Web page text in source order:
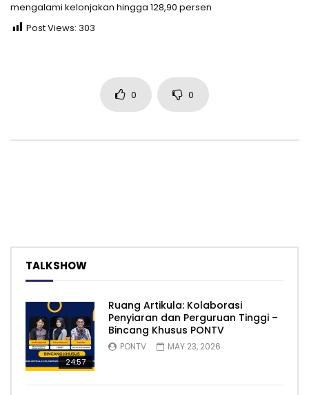
mengalami kelonjakan hingga 128,90 persen
Post Views: 303
0 0
TALKSHOW
24:57
Ruang Artikula: Kolaborasi
Penyiaran dan Perguruan Tinggi –
Bincang Khusus PONTV
PONTV MAY 23, 2026